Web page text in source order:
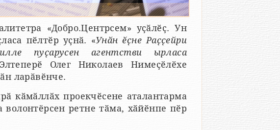
«Добро.Центрсем» уҫӑлӗҫ. Ун
пӗлтӗр уҫнӑ. «Унӑн ӗҫне Раҫҫейри
пуҫарусен агентстви ырласа
Олег Николаев Нимеҫӗлӗхе
ларӑвӗнче.
кӑмӑллӑх проекчӗсене аталантарма
ретне тӑма, хӑйӗнпе пӗр